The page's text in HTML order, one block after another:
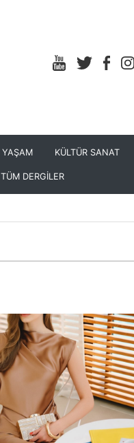
YAŞAM KÜLTÜR SANAT
TÜM DERGİLER